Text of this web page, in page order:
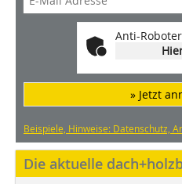
Anti-
» Jetzt
Beispiele, Hinweise: Datenschutz,
Die aktuelle